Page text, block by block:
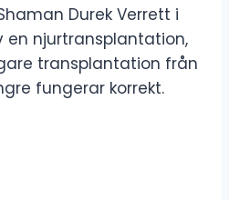
Durek Verrett i
en njurtransplantation,
transplantation från
fungerar korrekt.